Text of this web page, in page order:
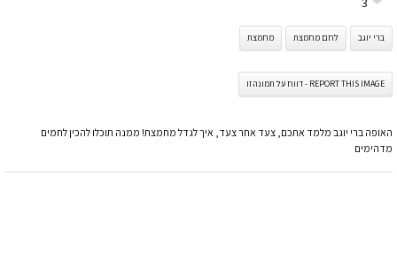
ברי יוגב לחם מחמצת מחמצת
REPORT THIS IMAGE - דווח על תמונה זו
האופה ברי יוגב מלמד אתכם, צעד אחר צעד, איך לגדל מחמצת! ממנה תוכלו להכין לחמים
מדהימים